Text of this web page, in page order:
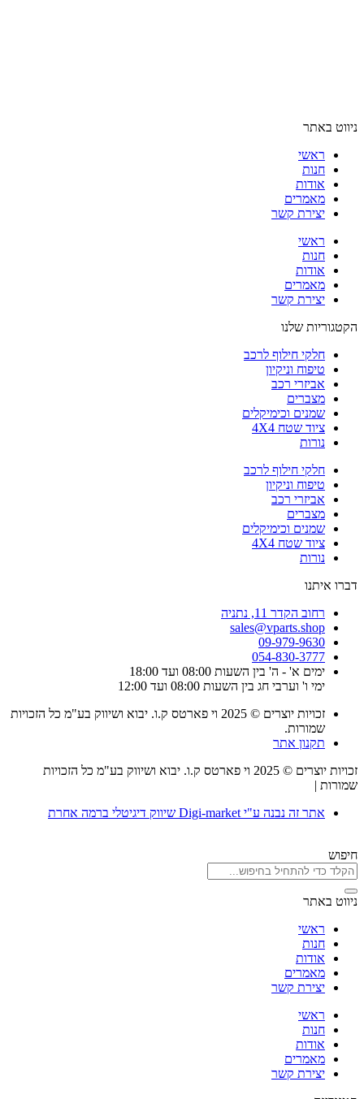
ניווט באתר
ראשי
חנות
אודות
מאמרים
יצירת קשר
ראשי
חנות
אודות
מאמרים
יצירת קשר
הקטגוריות שלנו
חלקי חילוף לרכב
טיפוח וניקיון
אביזרי רכב
מצברים
שמנים וכימיקלים
ציוד שטח 4X4
נורות
חלקי חילוף לרכב
טיפוח וניקיון
אביזרי רכב
מצברים
שמנים וכימיקלים
ציוד שטח 4X4
נורות
דברו איתנו
רחוב הקדר 11, נתניה
sales@vparts.shop
09-979-9630
054-830-3777
ימים א' - ה' בין השעות 08:00 ועד 18:00
ימי ו' וערבי חג בין השעות 08:00 ועד 12:00
זכויות יוצרים © 2025 וי פארטס ק.ו. יבוא ושיווק בע"מ כל הזכויות
שמורות.
תקנון אתר
זכויות יוצרים © 2025 וי פארטס ק.ו. יבוא ושיווק בע"מ כל הזכויות
שמורות |
אתר זה נבנה ע"י Digi-market שיווק דיגיטלי ברמה אחרת
חיפוש
ניווט באתר
ראשי
חנות
אודות
מאמרים
יצירת קשר
ראשי
חנות
אודות
מאמרים
יצירת קשר